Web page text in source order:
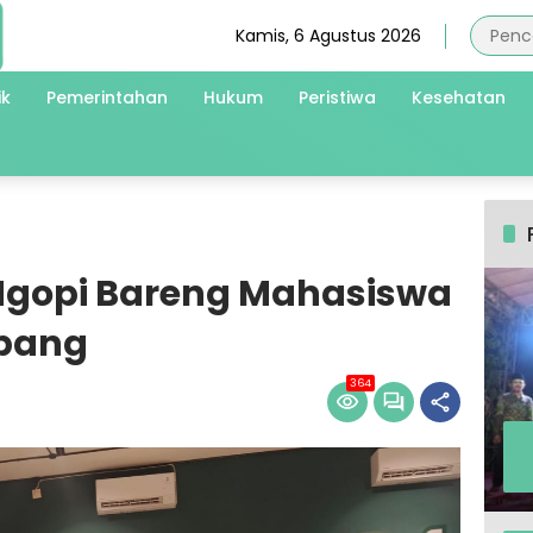
Kamis, 6 Agustus 2026
Pemerintahan Hukum Peristiwa Kesehatan
Bareng Mahasiswa
364